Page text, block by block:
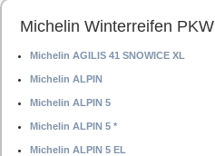
Michelin Winterreifen PKW
Michelin AGILIS 41 SNOWICE XL
Michelin ALPIN
Michelin ALPIN 5
Michelin ALPIN 5 *
Michelin ALPIN 5 EL